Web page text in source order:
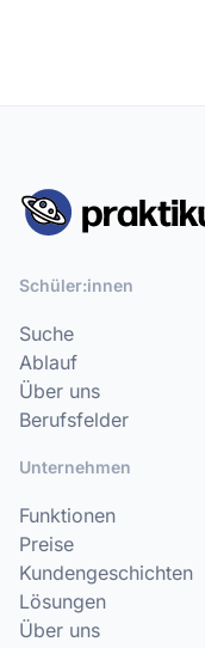
Schüler:innen
Suche
Ablauf
Über uns
Berufsfelder
Unternehmen
Funktionen
Preise
Kundengeschichten
Lösungen
Über uns